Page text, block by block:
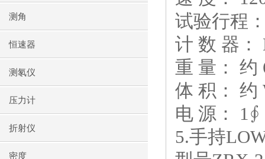
测角
恒速器
测氡仪
压力计
折射仪
密度
试验行程
计 数 器：
重 量： 约
体 积： 约
电 源：
5.手持